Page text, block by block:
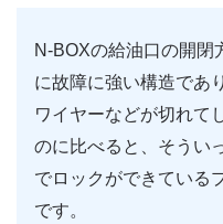
N-BOXの給油口の開閉
に故障に強い構造であ
ワイヤーなどが切れて
のに比べると、そうい
でロックができている
です。